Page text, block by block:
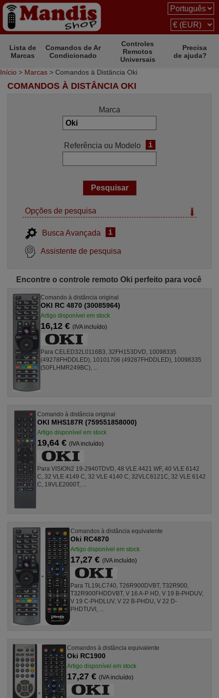
Lista de
Marcas
Comandos de Ar
Condicionado
Controles
Remotos
Universais
Precisa
de ajuda?
Início > Marcas > Comandos à Distância Oki
COMANDOS À DISTÂNCIA OKI
Marca
Referência ou Modelo i
Opções de pesquisa
Busca Avançada i
Assistente de pesquisa
Encontre o controle remoto Oki perfeito para você
Comando à distância original
OKI RC 4870 (30085964)
Artigo disponível em stock
16,12 € (IVA incluído)
Para CELED32L0116B3, 32FH153DVD, 10098335
(49278FHDDLED), 10101706 (49287FHDDLED), 10098335
(50FLHMR249BC), ...
Comando à distância original
OKI MHS187R (759551858000)
Artigo disponível em stock
19,64 € (IVA incluído)
Para VISION2 19-2940TDVD, 48 VLE 4421 WF, 40 VLE 6142
C, 32 VLE 4149 C, 32 VLE 4140 C, 32VLC6121C, 32 VLE 6142
C, 19VLE2000T, ...
Comandos à distância equivalente
Oki RC4870
Artigo disponível em stock
17,27 €(IVA incluído)
Para TL19LC740, T26R900DVBT, T32R900,
T32R900FHDDVBT, V 16 A-P HD, V 19 B-PHDUV,
V 19 C-PHDLUV, V 22 B-PHDU, V 22 D-
PHDTUVI, ...
Comandos à distância equivalente
Oki RC1900
Artigo disponível em stock
17,27 €(IVA incluído)